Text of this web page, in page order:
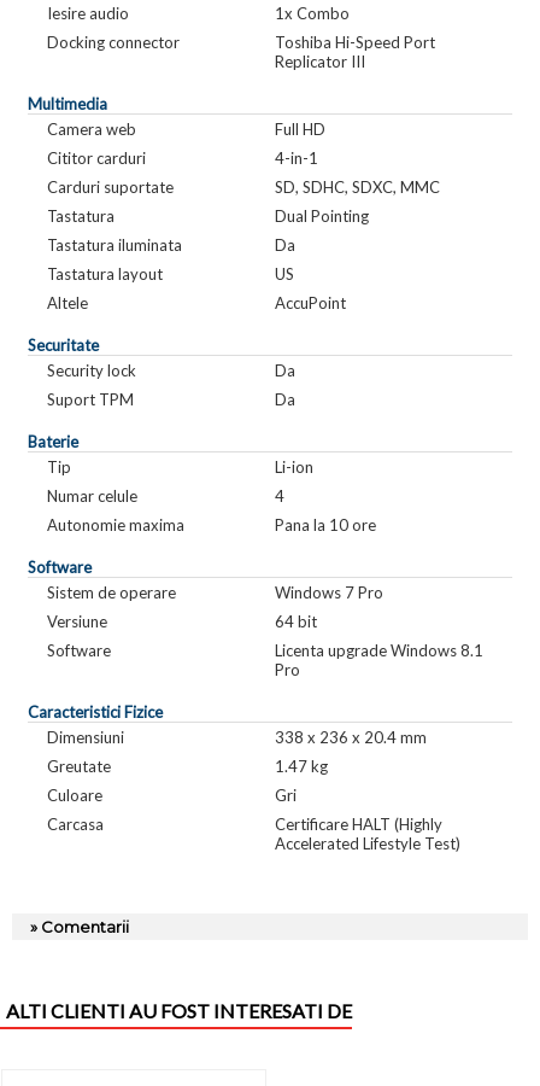
Iesire audio
1x Combo
Docking connector
Toshiba Hi-Speed Port
Replicator III
Multimedia
Camera web
Full HD
Cititor carduri
4-in-1
Carduri suportate
SD, SDHC, SDXC, MMC
Tastatura
Dual Pointing
Tastatura iluminata
Da
Tastatura layout
US
Altele
AccuPoint
Securitate
Security lock
Da
Suport TPM
Da
Baterie
Tip
Li-ion
Numar celule
4
Autonomie maxima
Pana la 10 ore
Software
Sistem de operare
Windows 7 Pro
Versiune
64 bit
Software
Licenta upgrade Windows 8.1
Pro
Caracteristici Fizice
Dimensiuni
338 x 236 x 20.4 mm
Greutate
1.47 kg
Culoare
Gri
Carcasa
Certificare HALT (Highly
Accelerated Lifestyle Test)
» Comentarii
ALTI CLIENTI AU FOST INTERESATI DE